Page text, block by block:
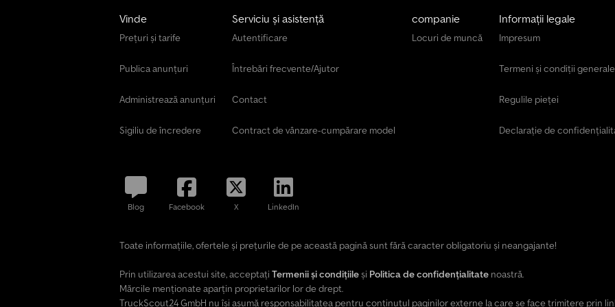
Vinde
Prețuri și tarife
Publica anunțuri
Administrează anunțuri
Sigiliu de încredere
Serviciu și asistență
Autentificare
Întrebări frecvente/Ajutor
Contact
Contract de vânzare-cumpărare model
companie
Locuri de muncă
Informații legale
Impresum
Termeni și condiții generale
Regulile pieței
Declarație de
Blog Facebook X LinkedIn
Toate informațiile, ofertele și prețurile de pe această pagină sunt fără caracter obligatoriu și neangajante!
Prin utilizarea acestui site, acceptați Termenii și condițiileși Politica de confidențialitate noastră.
Mărcile menționate aparțin proprietarilor lor de drept.
TruckScout24 GmbH nu își asumă responsabilitatea pentru conținutul paginilor externe la care se face trimitere prin